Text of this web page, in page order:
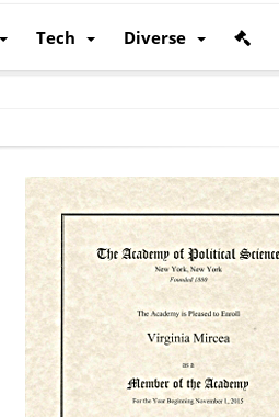
Tech Diverse
fiscalității și poziției României în U.E.